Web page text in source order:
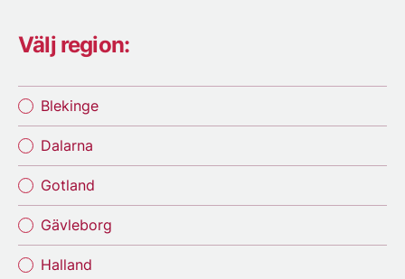
Välj region:
Blekinge
Dalarna
Gotland
Gävleborg
Halland